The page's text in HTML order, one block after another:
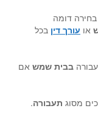
דומה
או עורך דין בכל
בבית שמש אם
מסוג תעבורה.